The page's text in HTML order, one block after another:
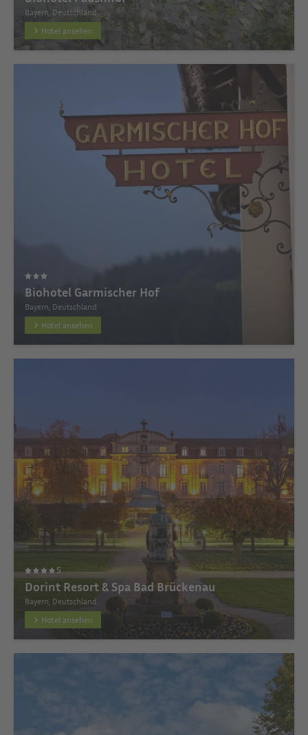
Bayern, Deutschland
Hotel ansehen
Biohotel Garmischer Hof
Bayern, Deutschland
Hotel ansehen
S
Dorint Resort & Spa Bad Brückenau
Bayern, Deutschland
Hotel ansehen